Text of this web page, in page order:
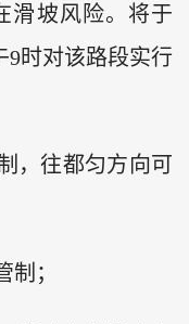
滑坡风险。将于
9时对该路段实行
，往都匀方向可
；